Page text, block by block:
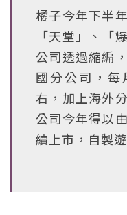
橘子今年下半
「天堂」、「
公司透過縮編
國分公司，每
右，加上海外
公司今年得以
續上市，自製